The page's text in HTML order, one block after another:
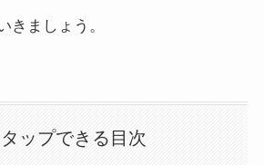
きましょう。
タップできる目次